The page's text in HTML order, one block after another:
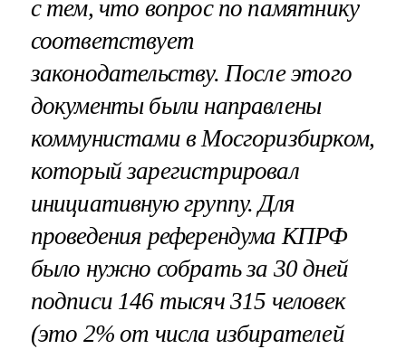
с тем, что вопрос по памятнику
соответствует
законодательству. После этого
документы были направлены
коммунистами в Мосгоризбирком,
который зарегистрировал
инициативную группу. Для
проведения референдума КПРФ
было нужно собрать за 30 дней
подписи 146 тысяч 315 человек
(это 2% от числа избирателей